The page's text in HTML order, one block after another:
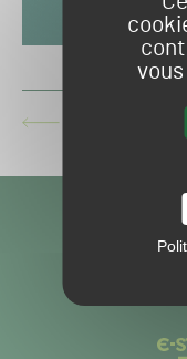
ARTICLE
« DU GAZON
COMME LES